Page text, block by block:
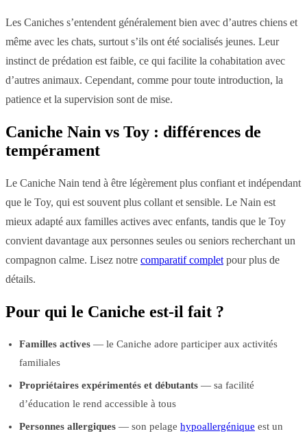
Les Caniches s’entendent généralement bien avec d’autres chiens et
même avec les chats, surtout s’ils ont été socialisés jeunes. Leur
instinct de prédation est faible, ce qui facilite la cohabitation avec
d’autres animaux. Cependant, comme pour toute introduction, la
patience et la supervision sont de mise.
Caniche Nain vs Toy : différences de
tempérament
Le Caniche Nain tend à être légèrement plus confiant et indépendant
que le Toy, qui est souvent plus collant et sensible. Le Nain est
mieux adapté aux familles actives avec enfants, tandis que le Toy
convient davantage aux personnes seules ou seniors recherchant un
compagnon calme. Lisez notre comparatif complet pour plus de
détails.
Pour qui le Caniche est-il fait ?
Familles actives — le Caniche adore participer aux activités
familiales
Propriétaires expérimentés et débutants — sa facilité
d’éducation le rend accessible à tous
Personnes allergiques — son pelage hypoallergénique est un